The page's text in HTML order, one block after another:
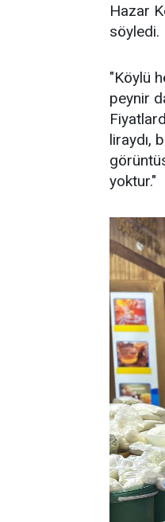
Hazar
söyledi.
"Köylü
peynir
liraydı,
yoktur."